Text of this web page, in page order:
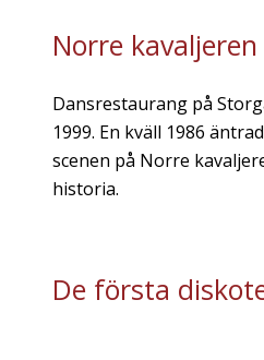
Norre kavaljeren
Dansrestaurang på
1999. En kväll 1986
scenen på Norre
historia.
De första